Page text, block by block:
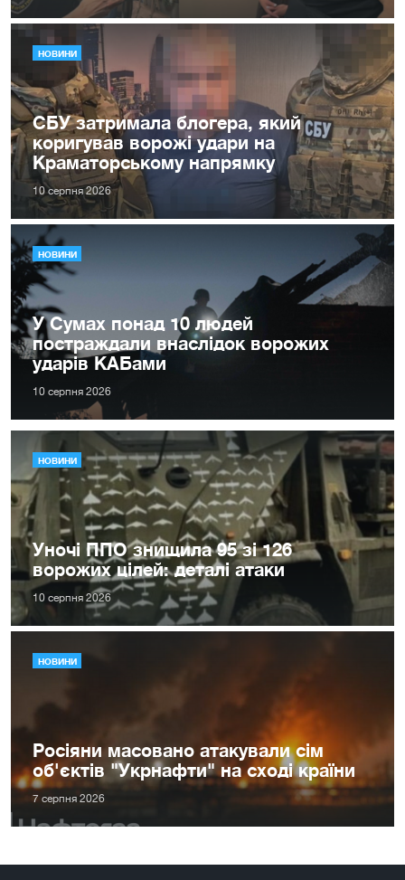
НОВИНИ
СБУ затримала блогера, який
коригував ворожі удари на
Краматорському напрямку
10 серпня 2026
НОВИНИ
У Сумах понад 10 людей
постраждали внаслідок ворожих
ударів КАБами
10 серпня 2026
НОВИНИ
Уночі ППО знищила 95 зі 126
ворожих цілей: деталі атаки
10 серпня 2026
НОВИНИ
Росіяни масовано атакували сім
об'єктів "Укрнафти" на сході країни
7 серпня 2026